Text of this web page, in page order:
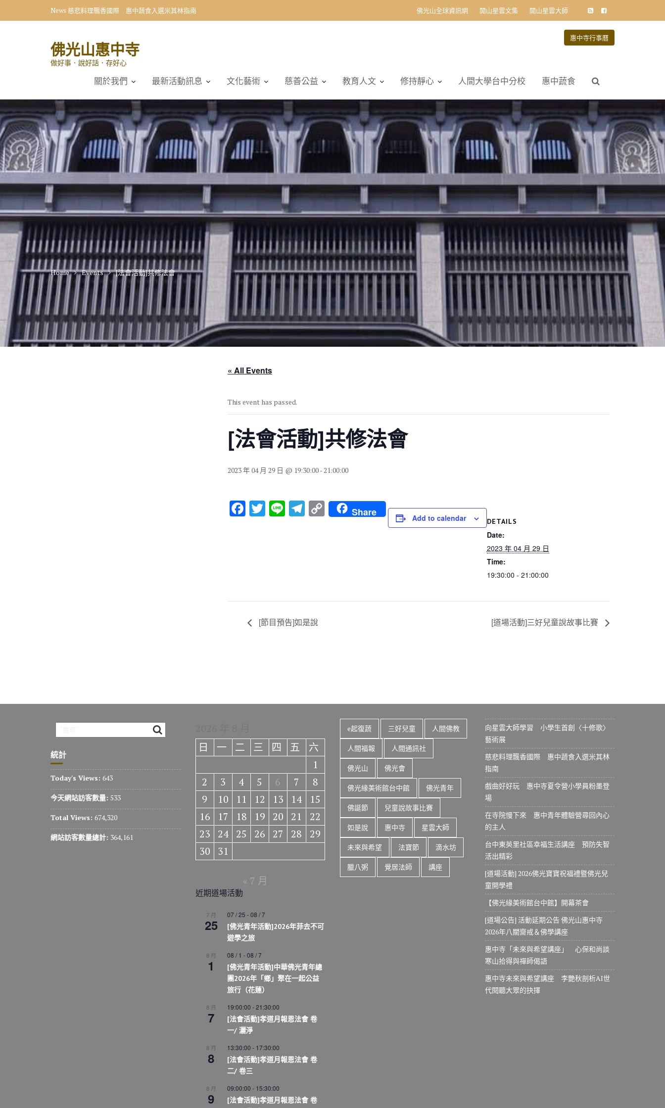
News 慈悲料理飄香國際 惠中蔬食入選米其林指南 佛光山全球資訊網 開山星雲文集 開山星雲大師
佛光山惠中寺
做好事．說好話．存好心
惠中寺行事曆
關於我們 最新活動訊息 文化藝術 慈善公益 教育人文 修持靜心 人間大學台中分校 惠中蔬食
Home Events [法會活動]共修法會
« All Events
This event has passed.
[法會活動]共修法會
2023 年 04 月 29 日 @ 19:30:00-21:00:00
F
o
k
T Li T C
o
k
Share Add to calendar DETAILS
Date:
2023 年 04 月 29 日
Time:
19:30:00 - 21:00:00
[節目預告]如是說 [道場活動]三好兒童說故事比賽
統計
Today's Views: 643
今天網站訪客數量: 533
Total Views: 674,320
網站訪客數量總計: 364,161
日
一 二 三 四 五
六
1
2
3 4 5 6 7
8
9
10 11 12 13 14
15
16
17 18 19 20 21
22
23
24 25 26 27 28
29
30
31
« 7 月
近期道場活動
7 月
25
07 / 25 -08 / 7
[佛光青年活動]2026年菲去不可
遊學之旅
8 月
1
08 / 1 -08 / 7
[佛光青年活動]中華佛光青年總
團2026年「鄉」聚在一起公益
旅行（花蓮）
8 月
7
19:00:00 -21:30:00
[法會活動]孝道月報恩法會 卷
一/ 灑淨
8 月
8
13:30:00 - 17:30:00
[法會活動]孝道月報恩法會 卷
二/ 卷三
8 月
9
09:00:00 - 15:30:00
[法會活動]孝道月報恩法會 卷
e起復蔬 三好兒童 人間佛教
人間福報 人間通訊社
佛光山 佛光會
佛光緣美術館台中館 佛光青年
佛誕節 兒童說故事比賽
如是說 惠中寺 星雲大師
未來與希望 法寶節 滴水坊
臘八粥 覺居法師 講座
向星雲大師學習 小學生首創〈十修歌〉
藝術展
慈悲料理飄香國際 惠中蔬食入選米其林
指南
戲曲好好玩 惠中寺夏令營小學員粉墨登
場
在寺院慢下來 惠中青年體驗營尋回內心
的主人
台中東英里社區幸福生活講座 預防失智
活出精彩
[道場活動] 2026佛光寶寶祝福禮暨佛光兒
童開學禮
【佛光緣美術館台中館】開幕茶會
[道場公告] 活動延期公告 佛光山惠中寺
2026年八關齋戒＆佛學講座
惠中寺「未來與希望講座」 心保和尚談
寒山拾得與禪師偈語
惠中寺未來與希望講座 李艷秋剖析AI世
代閱聽大眾的抉擇